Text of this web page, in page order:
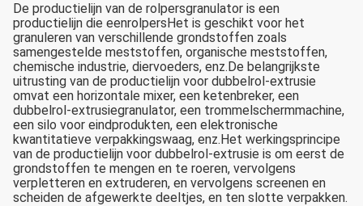
De productielijn van de rolpersgranulator is een
productielijn die eenrolpersHet is geschikt voor het
granuleren van verschillende grondstoffen zoals
samengestelde meststoffen, organische meststoffen,
chemische industrie, diervoeders, enz.De belangrijkste
uitrusting van de productielijn voor dubbelrol-extrusie
omvat een horizontale mixer, een ketenbreker, een
dubbelrol-extrusiegranulator, een trommelschermmachine,
een silo voor eindprodukten, een elektronische
kwantitatieve verpakkingswaag, enz.Het werkingsprincipe
van de productielijn voor dubbelrol-extrusie is om eerst de
grondstoffen te mengen en te roeren, vervolgens
verpletteren en extruderen, en vervolgens screenen en
scheiden de afgewerkte deeltjes, en ten slotte verpakken.